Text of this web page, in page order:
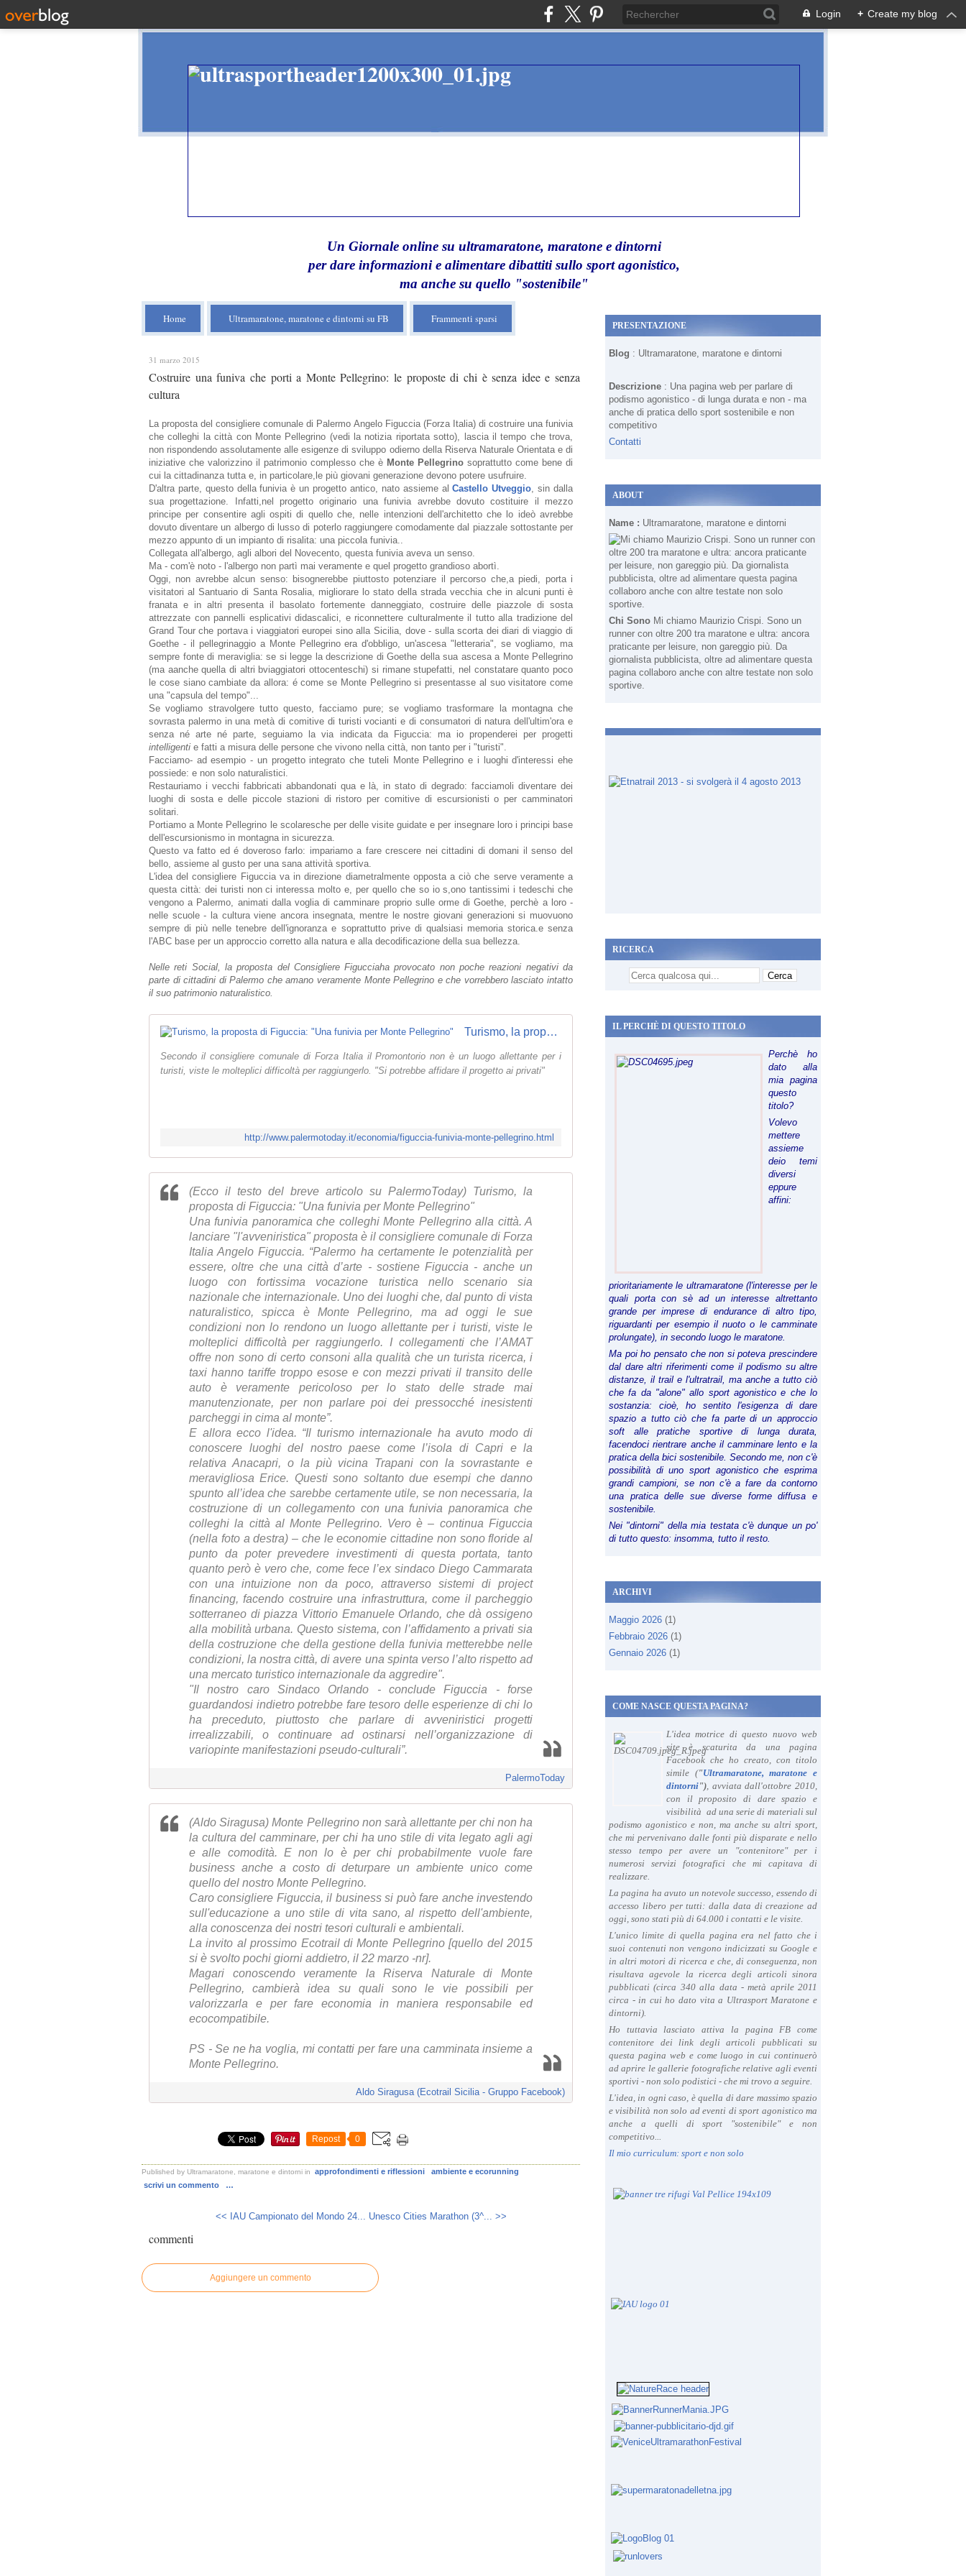
Login + Create my blog
Un Giornale online su ultramaratone, maratone e dintorni
per dare informazioni e alimentare dibattiti sullo sport agonistico,
ma anche su quello "sostenibile"
Home Ultramaratone, maratone e dintorni su FB Frammenti sparsi
31 marzo 2015
Costruire una funiva che porti a Monte Pellegrino: le proposte di chi è senza idee e senza
cultura
La proposta del consigliere comunale di Palermo Angelo Figuccia (Forza Italia) di costruire una funivia
che colleghi la città con Monte Pellegrino (vedi la notizia riportata sotto), lascia il tempo che trova,
non rispondendo assolutamente alle esigenze di sviluppo odierno della Riserva Naturale Orientata e di
iniziative che valorizzino il patrimonio complesso che è Monte Pellegrino soprattutto come bene di
cui la cittadinanza tutta e, in particolare,le più giovani generazione devono potere usufruire.
D'altra parte, questo della funivia è un progetto antico, nato assieme alCastello Utveggio, sin dalla
sua progettazione. Infatti,nel progetto originario una funivia avrebbe dovuto costituire il mezzo
principe per consentire agli ospiti di quello che, nelle intenzioni dell'architetto che lo ideò avrebbe
dovuto diventare un albergo di lusso di poterlo raggiungere comodamente dal piazzale sottostante per
mezzo appunto di un impianto di risalita: una piccola funivia..
Collegata all'albergo, agli albori del Novecento, questa funivia aveva un senso.
Ma - com'è noto - l'albergo non partì mai veramente e quel progetto grandioso abortì.
Oggi, non avrebbe alcun senso: bisognerebbe piuttosto potenziare il percorso che,a piedi, porta i
visitatori al Santuario di Santa Rosalia, migliorare lo stato della strada vecchia che in alcuni punti è
franata e in altri presenta il basolato fortemente danneggiato, costruire delle piazzole di sosta
attrezzate con pannelli esplicativi didascalici, e riconnettere culturalmente il tutto alla tradizione del
Grand Tour che portava i viaggiatori europei sino alla Sicilia, dove - sulla scorta dei diari di viaggio di
Goethe - il pellegrinaggio a Monte Pellegrino era d'obbligo, un'ascesa "letteraria", se vogliamo, ma
sempre fonte di meraviglia: se si legge la descrizione di Goethe della sua ascesa a Monte Pellegrino
(ma aanche quella di altri bviaggiatori ottocenteschi) si rimane stupefatti, nel constatare quanto poco
le cose siano cambiate da allora: é come se Monte Pellegrino si presentasse al suo visitatore come
una "capsula del tempo"...
Se vogliamo stravolgere tutto questo, facciamo pure; se vogliamo trasformare la montagna che
sovrasta palermo in una metà di comitive di turisti vocianti e di consumatori di natura dell'ultim'ora e
senza né arte né parte, seguiamo la via indicata da Figuccia: ma io propenderei per progetti
intelligenti e fatti a misura delle persone che vivono nella città, non tanto per i "turisti".
Facciamo- ad esempio - un progetto integrato che tuteli Monte Pellegrino e i luoghi d'interessi ehe
possiede: e non solo naturalistici.
Restauriamo i vecchi fabbricati abbandonati qua e là, in stato di degrado: facciamoli diventare dei
luoghi di sosta e delle piccole stazioni di ristoro per comitive di escursionisti o per camminatori
solitari.
Portiamo a Monte Pellegrino le scolaresche per delle visite guidate e per insegnare loro i principi base
dell'escursionismo in montagna in sicurezza.
Questo va fatto ed é doveroso farlo: impariamo a fare crescere nei cittadini di domani il senso del
bello, assieme al gusto per una sana attività sportiva.
L'idea del consigliere Figuccia va in direzione diametralmente opposta a ciò che serve veramente a
questa città: dei turisti non ci interessa molto e, per quello che so io s,ono tantissimi i tedeschi che
vengono a Palermo, animati dalla voglia di camminare proprio sulle orme di Goethe, perchè a loro -
nelle scuole - la cultura viene ancora insegnata, mentre le nostre giovani generazioni si muovuono
sempre di più nelle tenebre dell'ignoranza e soprattutto prive di qualsiasi memoria storica.e senza
l'ABC base per un approccio corretto alla natura e alla decodificazione della sua bellezza.
Nelle reti Social, la proposta del Consigliere Figucciaha provocato non poche reazioni negativi da
parte di cittadini di Palermo che amano veramente Monte Pellegrino e che vorrebbero lasciato intatto
il suo patrimonio naturalistico.
Turismo, la proposta di Figuccia: "Una funivia per Monte Pellegrino"
Secondo il consigliere comunale di Forza Italia il Promontorio non è un luogo allettante per i
turisti, viste le molteplici difficoltà per raggiungerlo. "Si potrebbe affidare il progetto ai privati"
http://www.palermotoday.it/economia/figuccia-funivia-monte-pellegrino.html
(Ecco il testo del breve articolo su PalermoToday) Turismo, la
proposta di Figuccia: "Una funivia per Monte Pellegrino"
Una funivia panoramica che colleghi Monte Pellegrino alla città. A
lanciare "l'avveniristica" proposta è il consigliere comunale di Forza
Italia Angelo Figuccia. “Palermo ha certamente le potenzialità per
essere, oltre che una città d’arte - sostiene Figuccia - anche un
luogo con fortissima vocazione turistica nello scenario sia
nazionale che internazionale. Uno dei luoghi che, dal punto di vista
naturalistico, spicca è Monte Pellegrino, ma ad oggi le sue
condizioni non lo rendono un luogo allettante per i turisti, viste le
molteplici difficoltà per raggiungerlo. I collegamenti che l’AMAT
offre non sono di certo consoni alla qualità che un turista ricerca, i
taxi hanno tariffe troppo esose e con mezzi privati il transito delle
auto è veramente pericoloso per lo stato delle strade mai
manutenzionate, per non parlare poi dei pressocché inesistenti
parcheggi in cima al monte”.
E allora ecco l'idea. “Il turismo internazionale ha avuto modo di
conoscere luoghi del nostro paese come l’isola di Capri e la
relativa Anacapri, o la più vicina Trapani con la sovrastante e
meravigliosa Erice. Questi sono soltanto due esempi che danno
spunto all’idea che sarebbe certamente utile, se non necessaria, la
costruzione di un collegamento con una funivia panoramica che
colleghi la città al Monte Pellegrino. Vero è – continua Figuccia
(nella foto a destra) – che le economie cittadine non sono floride al
punto da poter prevedere investimenti di questa portata, tanto
quanto però è vero che, come fece l’ex sindaco Diego Cammarata
con una intuizione non da poco, attraverso sistemi di project
financing, facendo costruire una infrastruttura, come il parcheggio
sotterraneo di piazza Vittorio Emanuele Orlando, che dà ossigeno
alla mobilità urbana. Questo sistema, con l’affidamento a privati sia
della costruzione che della gestione della funivia metterebbe nelle
condizioni, la nostra città, di avere una spinta verso l’alto rispetto ad
una mercato turistico internazionale da aggredire".
"Il nostro caro Sindaco Orlando - conclude Figuccia - forse
guardandosi indietro potrebbe fare tesoro delle esperienze di chi lo
ha preceduto, piuttosto che parlare di avveniristici progetti
irrealizzabili, o continuare ad ostinarsi nell’organizzazione di
variopinte manifestazioni pseudo-culturali”.
PalermoToday
(Aldo Siragusa) Monte Pellegrino non sarà allettante per chi non ha
la cultura del camminare, per chi ha uno stile di vita legato agli agi
e alle comodità. E non lo è per chi probabilmente vuole fare
business anche a costo di deturpare un ambiente unico come
quello del nostro Monte Pellegrino.
Caro consigliere Figuccia, il business si può fare anche investendo
sull'educazione a uno stile di vita sano, al rispetto dell'ambiente,
alla conoscenza dei nostri tesori culturali e ambientali.
La invito al prossimo Ecotrail di Monte Pellegrino [quello del 2015
si è svolto pochi giorni addietro, il 22 marzo -nr].
Magari conoscendo veramente la Riserva Naturale di Monte
Pellegrino, cambierà idea su quali sono le vie possibili per
valorizzarla e per fare economia in maniera responsabile ed
ecocompatibile.
PS - Se ne ha voglia, mi contatti per fare una camminata insieme a
Monte Pellegrino.
Aldo Siragusa (Ecotrail Sicilia - Gruppo Facebook)
Repost 0
Published by Ultramaratone, maratone e dintorni in approfondimenti e riflessioni
ambiente e ecorunning
scrivi un commento
…
<< IAU Campionato del Mondo 24... Unesco Cities Marathon (3^... >>
commenti
Aggiungere un commento
PRESENTAZIONE
Blog : Ultramaratone, maratone e dintorni
Descrizione : Una pagina web per parlare di
podismo agonistico - di lunga durata e non - ma
anche di pratica dello sport sostenibile e non
competitivo
Contatti
ABOUT
Name : Ultramaratone, maratone e dintorni
Chi Sono Mi chiamo Maurizio Crispi. Sono un
runner con oltre 200 tra maratone e ultra: ancora
praticante per leisure, non gareggio più. Da
giornalista pubblicista, oltre ad alimentare questa
pagina collaboro anche con altre testate non solo
sportive.
RICERCA
IL PERCHÈ DI QUESTO TITOLO
Perchè ho
dato alla
mia pagina
questo
titolo?
Volevo
mettere
assieme
deio temi
diversi
eppure
affini:
prioritariamente le ultramaratone (l'interesse per le
quali porta con sè ad un interesse altrettanto
grande per imprese di endurance di altro tipo,
riguardanti per esempio il nuoto o le camminate
prolungate), in secondo luogo le maratone.
Ma poi ho pensato che non si poteva prescindere
dal dare altri riferimenti come il podismo su altre
distanze, il trail e l'ultratrail, ma anche a tutto ciò
che fa da "alone" allo sport agonistico e che lo
sostanzia: cioè, ho sentito l'esigenza di dare
spazio a tutto ciò che fa parte di un approccio
soft alle pratiche sportive di lunga durata,
facendoci rientrare anche il camminare lento e la
pratica della bici sostenibile. Secondo me, non c'è
possibilità di uno sport agonistico che esprima
grandi campioni, se non c'è a fare da contorno
una pratica delle sue diverse forme diffusa e
sostenibile.
Nei "dintorni" della mia testata c'è dunque un po'
di tutto questo: insomma, tutto il resto.
ARCHIVI
Maggio 2026 (1)
Febbraio 2026 (1)
Gennaio 2026 (1)
COME NASCE QUESTA PAGINA?
L'idea motrice di questo nuovo web
site è scaturita da una pagina
Facebook che ho creato, con titolo
simile ("Ultramaratone, maratone e
dintorni"), avviata dall'ottobre 2010,
con il proposito di dare spazio e
visibilità ad una serie di materiali sul
podismo agonistico e non, ma anche su altri sport,
che mi pervenivano dalle fonti più disparate e nello
stesso tempo per avere un "contenitore" per i
numerosi servizi fotografici che mi capitava di
realizzare.
La pagina ha avuto un notevole successo, essendo di
accesso libero per tutti: dalla data di creazione ad
oggi, sono stati più di 64.000 i contatti e le visite.
L'unico limite di quella pagina era nel fatto che i
suoi contenuti non vengono indicizzati su Google e
in altri motori di ricerca e che, di conseguenza, non
risultava agevole la ricerca degli articoli sinora
pubblicati (circa 340 alla data - metà aprile 2011
circa - in cui ho dato vita a Ultrasport Maratone e
dintorni).
Ho tuttavia lasciato attiva la pagina FB come
contenitore dei link degli articoli pubblicati su
questa pagina web e come luogo in cui continuerò
ad aprire le gallerie fotografiche relative agli eventi
sportivi - non solo podistici - che mi trovo a seguire.
L'idea, in ogni caso, è quella di dare massimo spazio
e visibilità non solo ad eventi di sport agonistico ma
anche a quelli di sport "sostenibile" e non
competitivo...
Il mio curriculum: sport e non solo